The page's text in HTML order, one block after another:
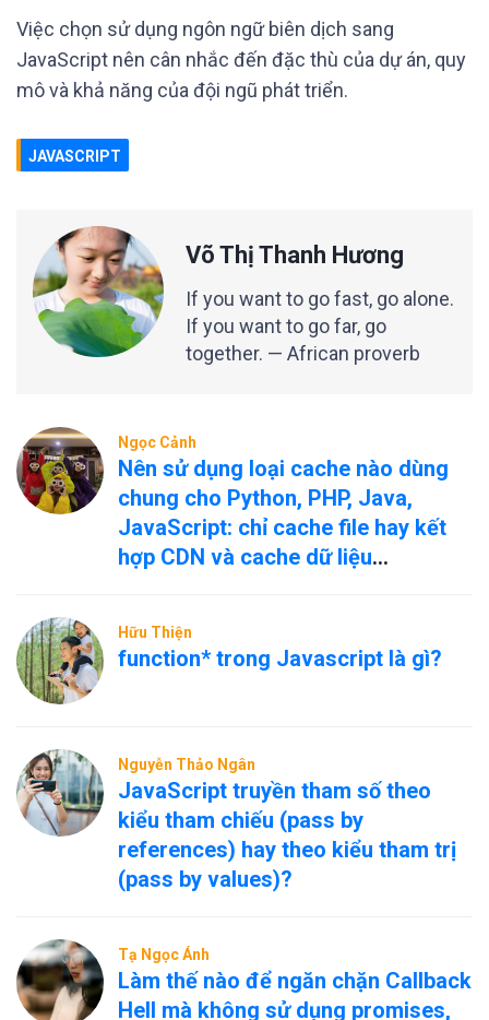
Việc chọn sử dụng ngôn ngữ biên dịch sang
JavaScript nên cân nhắc đến đặc thù của dự án, quy
mô và khả năng của đội ngũ phát triển.
JAVASCRIPT
Võ Thị Thanh Hương
If you want to go fast, go alone.
If you want to go far, go
together. — African proverb
Ngọc Cảnh
Nên sử dụng loại cache nào dùng
chung cho Python, PHP, Java,
JavaScript: chỉ cache file hay kết
hợp CDN và cache dữ liệu
Hữu Thiện
function* trong Javascript là gì?
Nguyễn Thảo Ngân
JavaScript truyền tham số theo
kiểu tham chiếu (pass by
references) hay theo kiểu tham trị
(pass by values)?
Tạ Ngọc Ánh
Làm thế nào để ngăn chặn Callback
Hell mà không sử dụng promises,